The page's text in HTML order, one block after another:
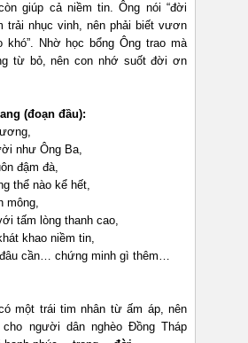
giúp cả niềm tin. Ông nói “đời
trải nhục vinh, nên phải biết vươn
khó”. Nhờ học bổng Ông trao mà
từ bỏ, nên con nhớ suốt đời ơn
(đoạn đầu):
như Ông Ba,
đậm đà,
thể nào kể hết,
mông,
tấm lòng thanh cao,
khao niềm tin,
cần… chứng minh gì thêm…
một trái tim nhân từ ấm áp, nên
người dân nghèo Đồng Tháp